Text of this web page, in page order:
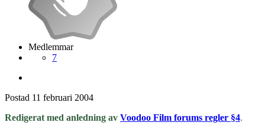
Medlemmar
7
Postad 11 februari 2004
Redigerat med anledning av Voodoo Film forums regler §4.